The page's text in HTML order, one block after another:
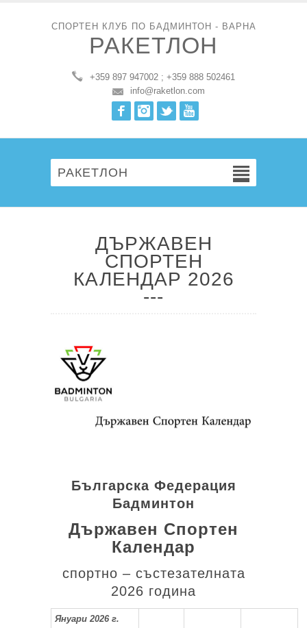
СПОРТЕН КЛУБ ПО БАДМИНТОН - ВАРНА
РАКЕТЛОН
+359 897 947002 ; +359 888 502461
info@raketlon.com
FacebookInstagram
Twitter
РАКЕТЛОН
ДЪРЖАВЕН
СПОРТЕН
КАЛЕНДАР 2026
Българска Федерация
Бадминтон
Държавен Спортен
Календар
спортно – състезателната
2026 година
Януари 2026 г.